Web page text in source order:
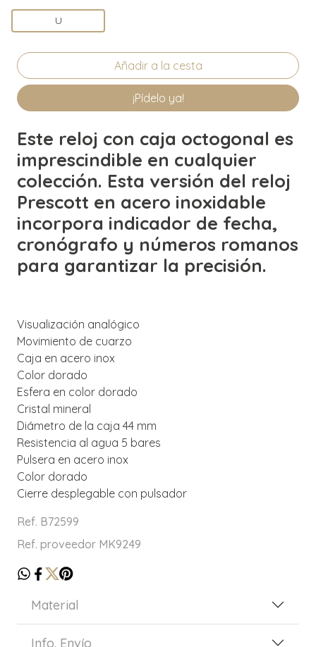
U
¡Pídelo ya!
Este reloj con caja octogonal es
imprescindible en cualquier
colección. Esta versión del reloj
Prescott en acero inoxidable
incorpora indicador de fecha,
cronógrafo y números romanos
para garantizar la precisión.
Visualización analógico
Movimiento de cuarzo
Caja en acero inox
Color dorado
Esfera en color dorado
Cristal mineral
Diámetro de la caja 44 mm
Resistencia al agua 5 bares
Pulsera en acero inox
Color dorado
Cierre desplegable con pulsador
Ref. B72599
Ref. proveedor MK9249
Material
Info. Envío